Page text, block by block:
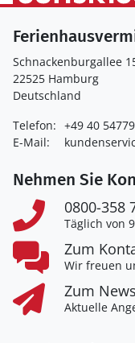
Schnackenburgallee
22525 Hamburg
Deutschland
Telefon: +49 40
E-Mail:
Nehmen Sie
0800-358
Täglich von
Zum
Wir freuen
Zum
Aktuelle